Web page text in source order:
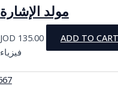
مولد الإشارة
JOD 135.00
ADD TO CART
فيزياء